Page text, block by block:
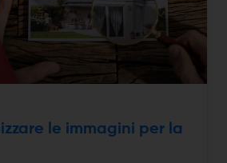
le immagini per la